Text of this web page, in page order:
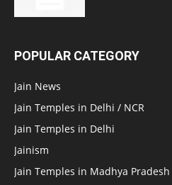
POPULAR CATEGORY
Jain News
Jain Temples in Delhi / NCR
Jain Temples in Delhi
Jainism
Jain Temples in Madhya Pradesh